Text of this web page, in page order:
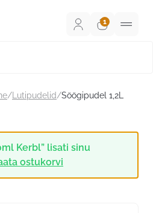
/ Lutipudelid/Söögipudel 1,2L
Kerbl” lisati sinu
ostukorvi